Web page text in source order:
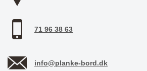
71 96 38 63
info@planke-bord.dk